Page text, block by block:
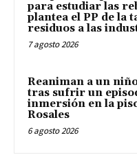
para estudiar las
plantea el PP de la
residuos a las
7 agosto 2026
Reaniman a un
tras sufrir un
inmersión en la
Rosales
6 agosto 2026